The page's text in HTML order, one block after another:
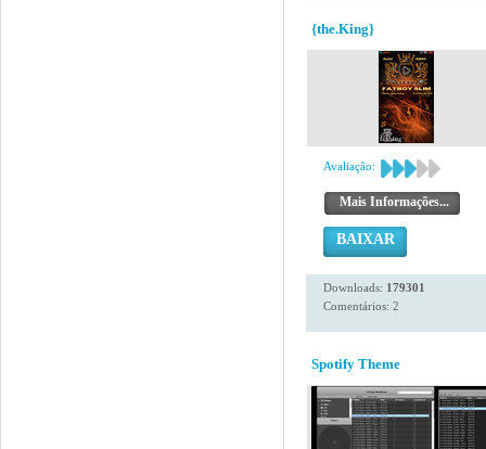
{the.King}
Avaliação:
Mais Informações...
BAIXAR
Downloads: 179301
Comentários: 2
Spotify Theme